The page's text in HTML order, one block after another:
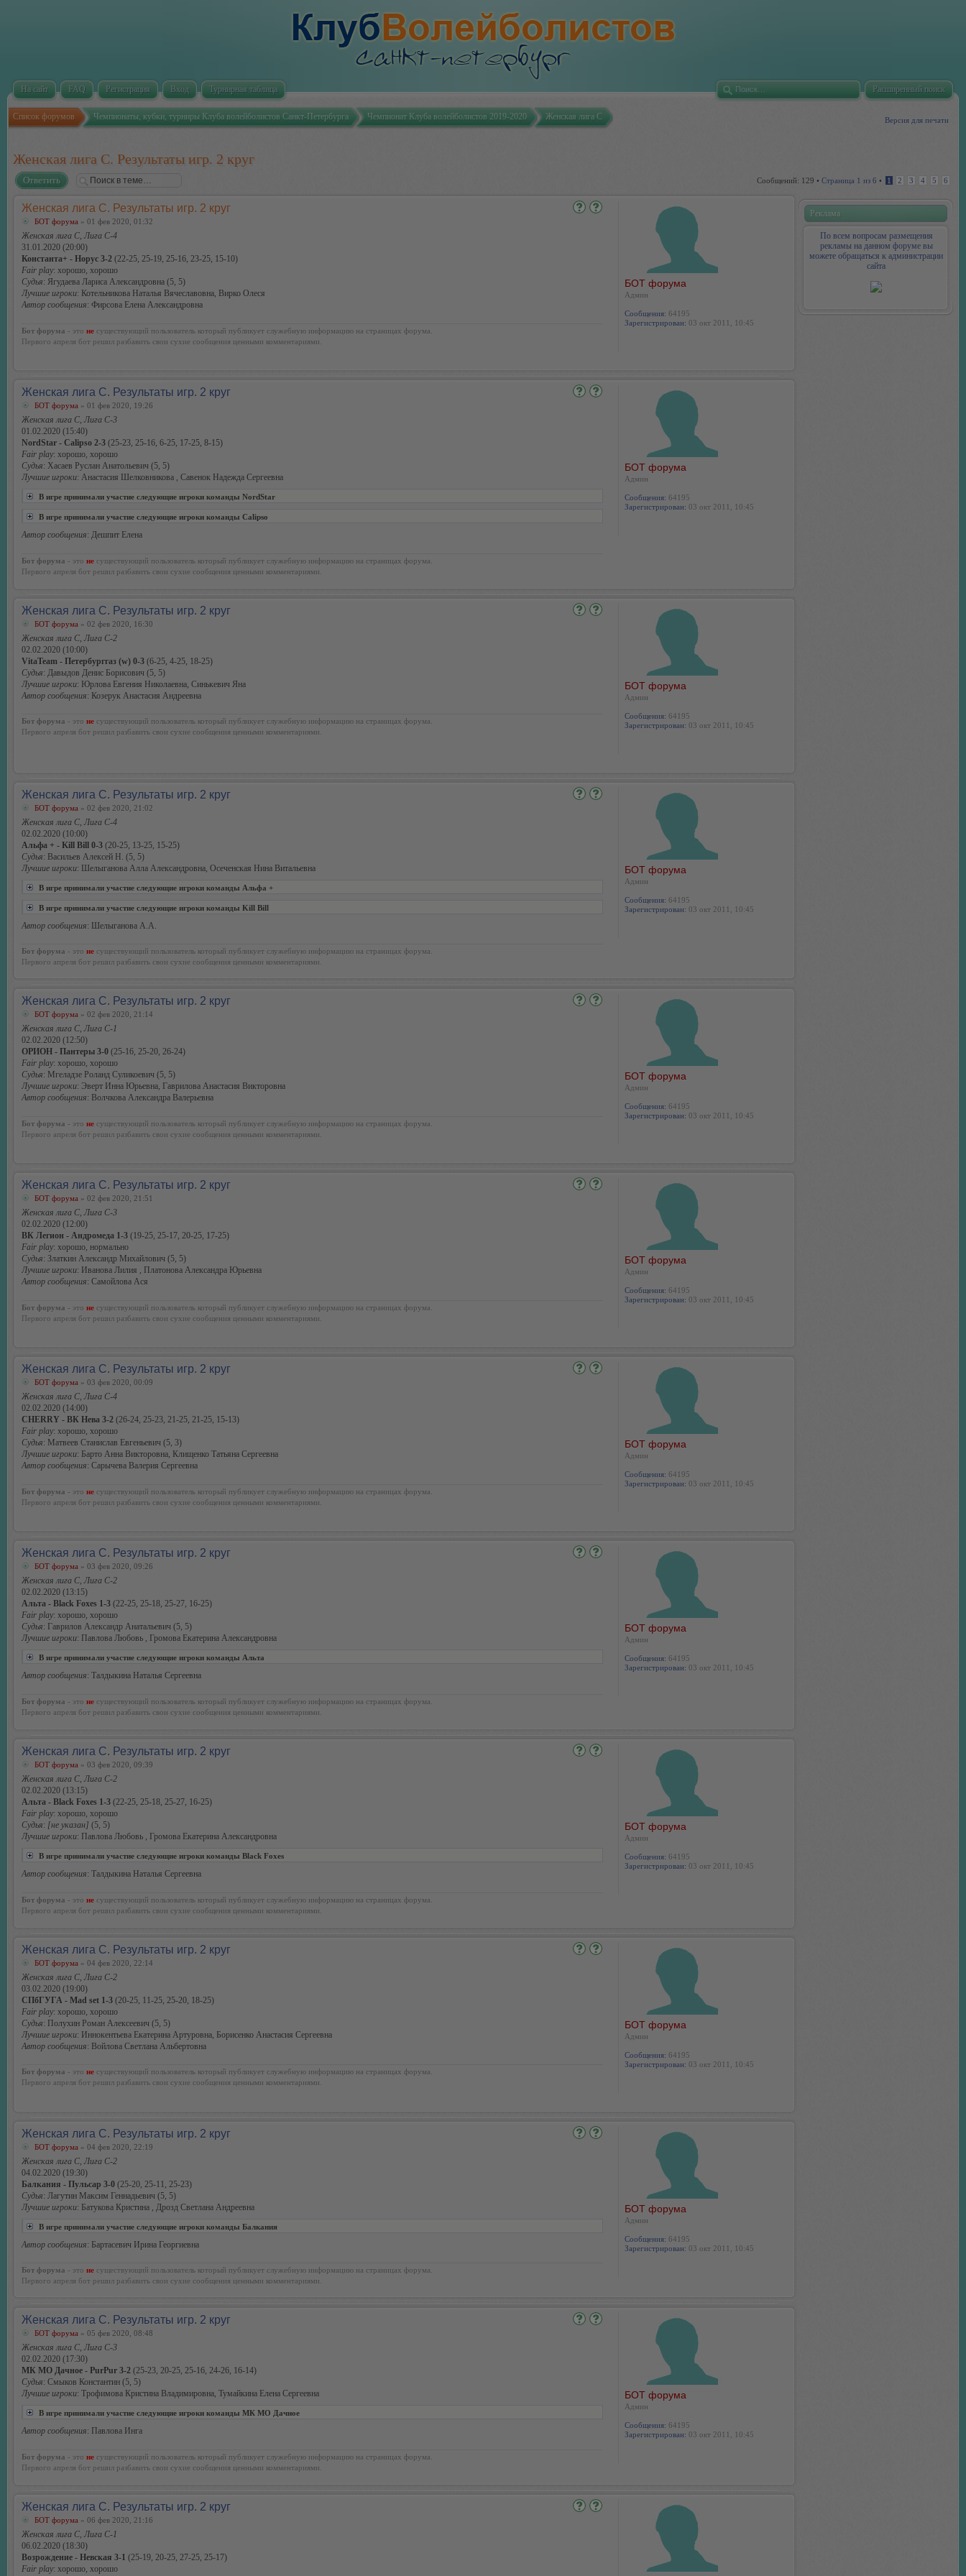
Расширенный поиск
На сайт FAQ Регистрация Вход Турнирная таблица
Версия для печати
Список форумов Чемпионаты, кубки, турниры Клуба волейболистов Санкт-Петербурга Чемпионат Клуба волейболистов 2019-2020 Женская лига С
Женская лига С. Результаты игр. 2 круг
Ответить Сообщений: 129 • Страница 1 из 6 • 1 2 3 4 5 6
Женская лига С. Результаты игр. 2 круг
БОТ форума » 01 фев 2020, 01:32
Женская лига С, Лига С-4
31.01.2020 (20:00)
Константа+ - Норус 3-2 (22-25, 25-19, 25-16, 23-25, 15-10)
Fair play: хорошо, хорошо
Судья: Ягудаева Лариса Александровна (5, 5)
Лучшие игроки: Котельникова Наталья Вячеславовна, Вирко Олеся
Автор сообщения: Фирсова Елена Александровна
Бот форума - это не существующий пользователь который публикует служебную информацию на страницах форума.
Первого апреля бот решил разбавить свои сухие сообщения ценными комментариями.
БОТ форума
Админ
Сообщения: 64195
Зарегистрирован: 03 окт 2011, 10:45
Женская лига С. Результаты игр. 2 круг
БОТ форума » 01 фев 2020, 19:26
Женская лига С, Лига С-3
01.02.2020 (15:40)
NordStar - Calipso 2-3 (25-23, 25-16, 6-25, 17-25, 8-15)
Fair play: хорошо, хорошо
Судья: Хасаев Руслан Анатольевич (5, 5)
Лучшие игроки: Анастасия Шелковникова , Савенок Надежда Сергеевна
В игре принимали участие следующие игроки команды NordStar
В игре принимали участие следующие игроки команды Calipso
Автор сообщения: Дешпит Елена
Бот форума - это не существующий пользователь который публикует служебную информацию на страницах форума.
Первого апреля бот решил разбавить свои сухие сообщения ценными комментариями.
БОТ форума
Админ
Сообщения: 64195
Зарегистрирован: 03 окт 2011, 10:45
Женская лига С. Результаты игр. 2 круг
БОТ форума » 02 фев 2020, 16:30
Женская лига С, Лига С-2
02.02.2020 (10:00)
VitaTeam - Петербурггаз (w) 0-3 (6-25, 4-25, 18-25)
Судья: Давыдов Денис Борисович (5, 5)
Лучшие игроки: Юрлова Евгения Николаевна, Синькевич Яна
Автор сообщения: Козерук Анастасия Андреевна
Бот форума - это не существующий пользователь который публикует служебную информацию на страницах форума.
Первого апреля бот решил разбавить свои сухие сообщения ценными комментариями.
БОТ форума
Админ
Сообщения: 64195
Зарегистрирован: 03 окт 2011, 10:45
Женская лига С. Результаты игр. 2 круг
БОТ форума » 02 фев 2020, 21:02
Женская лига С, Лига С-4
02.02.2020 (10:00)
Альфа + - Kill Bill 0-3 (20-25, 13-25, 15-25)
Судья: Васильев Алексей Н. (5, 5)
Лучшие игроки: Шелыганова Алла Александровна, Осеченская Нина Витальевна
В игре принимали участие следующие игроки команды Альфа +
В игре принимали участие следующие игроки команды Kill Bill
Автор сообщения: Шелыганова А.А.
Бот форума - это не существующий пользователь который публикует служебную информацию на страницах форума.
Первого апреля бот решил разбавить свои сухие сообщения ценными комментариями.
БОТ форума
Админ
Сообщения: 64195
Зарегистрирован: 03 окт 2011, 10:45
Женская лига С. Результаты игр. 2 круг
БОТ форума » 02 фев 2020, 21:14
Женская лига С, Лига С-1
02.02.2020 (12:50)
ОРИОН - Пантеры 3-0 (25-16, 25-20, 26-24)
Fair play: хорошо, хорошо
Судья: Мгеладзе Роланд Суликоевич (5, 5)
Лучшие игроки: Эверт Инна Юрьевна, Гаврилова Анастасия Викторовна
Автор сообщения: Волчкова Александра Валерьевна
Бот форума - это не существующий пользователь который публикует служебную информацию на страницах форума.
Первого апреля бот решил разбавить свои сухие сообщения ценными комментариями.
БОТ форума
Админ
Сообщения: 64195
Зарегистрирован: 03 окт 2011, 10:45
Женская лига С. Результаты игр. 2 круг
БОТ форума » 02 фев 2020, 21:51
Женская лига С, Лига С-3
02.02.2020 (12:00)
ВК Легион - Андромеда 1-3 (19-25, 25-17, 20-25, 17-25)
Fair play: хорошо, нормально
Судья: Златкин Александр Михайлович (5, 5)
Лучшие игроки: Иванова Лилия , Платонова Александра Юрьевна
Автор сообщения: Самойлова Ася
Бот форума - это не существующий пользователь который публикует служебную информацию на страницах форума.
Первого апреля бот решил разбавить свои сухие сообщения ценными комментариями.
БОТ форума
Админ
Сообщения: 64195
Зарегистрирован: 03 окт 2011, 10:45
Женская лига С. Результаты игр. 2 круг
БОТ форума » 03 фев 2020, 00:09
Женская лига С, Лига С-4
02.02.2020 (14:00)
CHERRY - ВК Нева 3-2 (26-24, 25-23, 21-25, 21-25, 15-13)
Fair play: хорошо, хорошо
Судья: Матвеев Станислав Евгеньевич (5, 3)
Лучшие игроки: Барто Анна Викторовна, Клищенко Татьяна Сергеевна
Автор сообщения: Сарычева Валерия Сергеевна
Бот форума - это не существующий пользователь который публикует служебную информацию на страницах форума.
Первого апреля бот решил разбавить свои сухие сообщения ценными комментариями.
БОТ форума
Админ
Сообщения: 64195
Зарегистрирован: 03 окт 2011, 10:45
Женская лига С. Результаты игр. 2 круг
БОТ форума » 03 фев 2020, 09:26
Женская лига С, Лига С-2
02.02.2020 (13:15)
Альта - Black Foxes 1-3 (22-25, 25-18, 25-27, 16-25)
Fair play: хорошо, хорошо
Судья: Гаврилов Александр Анатальевич (5, 5)
Лучшие игроки: Павлова Любовь , Громова Екатерина Александровна
В игре принимали участие следующие игроки команды Альта
Автор сообщения: Талдыкина Наталья Сергеевна
Бот форума - это не существующий пользователь который публикует служебную информацию на страницах форума.
Первого апреля бот решил разбавить свои сухие сообщения ценными комментариями.
БОТ форума
Админ
Сообщения: 64195
Зарегистрирован: 03 окт 2011, 10:45
Женская лига С. Результаты игр. 2 круг
БОТ форума » 03 фев 2020, 09:39
Женская лига С, Лига С-2
02.02.2020 (13:15)
Альта - Black Foxes 1-3 (22-25, 25-18, 25-27, 16-25)
Fair play: хорошо, хорошо
Судья: [не указан] (5, 5)
Лучшие игроки: Павлова Любовь , Громова Екатерина Александровна
В игре принимали участие следующие игроки команды Black Foxes
Автор сообщения: Талдыкина Наталья Сергеевна
Бот форума - это не существующий пользователь который публикует служебную информацию на страницах форума.
Первого апреля бот решил разбавить свои сухие сообщения ценными комментариями.
БОТ форума
Админ
Сообщения: 64195
Зарегистрирован: 03 окт 2011, 10:45
Женская лига С. Результаты игр. 2 круг
БОТ форума » 04 фев 2020, 22:14
Женская лига С, Лига С-2
03.02.2020 (19:00)
СПбГУГА - Mad set 1-3 (20-25, 11-25, 25-20, 18-25)
Fair play: хорошо, хорошо
Судья: Полухин Роман Алексеевич (5, 5)
Лучшие игроки: Иннокентьева Екатерина Артуровна, Борисенко Анастасия Сергеевна
Автор сообщения: Войлова Светлана Альбертовна
Бот форума - это не существующий пользователь который публикует служебную информацию на страницах форума.
Первого апреля бот решил разбавить свои сухие сообщения ценными комментариями.
БОТ форума
Админ
Сообщения: 64195
Зарегистрирован: 03 окт 2011, 10:45
Женская лига С. Результаты игр. 2 круг
БОТ форума » 04 фев 2020, 22:19
Женская лига С, Лига С-2
04.02.2020 (19:30)
Балкания - Пульсар 3-0 (25-20, 25-11, 25-23)
Судья: Лагутин Максим Геннадьевич (5, 5)
Лучшие игроки: Батукова Кристина , Дрозд Светлана Андреевна
В игре принимали участие следующие игроки команды Балкания
Автор сообщения: Бартасевич Ирина Георгиевна
Бот форума - это не существующий пользователь который публикует служебную информацию на страницах форума.
Первого апреля бот решил разбавить свои сухие сообщения ценными комментариями.
БОТ форума
Админ
Сообщения: 64195
Зарегистрирован: 03 окт 2011, 10:45
Женская лига С. Результаты игр. 2 круг
БОТ форума » 05 фев 2020, 08:48
Женская лига С, Лига С-3
02.02.2020 (17:30)
МК МО Дачное - PurPur 3-2 (25-23, 20-25, 25-16, 24-26, 16-14)
Судья: Смыков Константин (5, 5)
Лучшие игроки: Трофимова Кристина Владимировна, Тумайкина Елена Сергеевна
В игре принимали участие следующие игроки команды МК МО Дачное
Автор сообщения: Павлова Инга
Бот форума - это не существующий пользователь который публикует служебную информацию на страницах форума.
Первого апреля бот решил разбавить свои сухие сообщения ценными комментариями.
БОТ форума
Админ
Сообщения: 64195
Зарегистрирован: 03 окт 2011, 10:45
Женская лига С. Результаты игр. 2 круг
БОТ форума » 06 фев 2020, 21:16
Женская лига С, Лига С-1
06.02.2020 (18:30)
Возрождение - Невская 3-1 (25-19, 20-25, 27-25, 25-17)
Fair play: хорошо, хорошо
Реклама
По всем вопросам размещения
рекламы на данном форуме вы
можете обращаться к администрации
сайта